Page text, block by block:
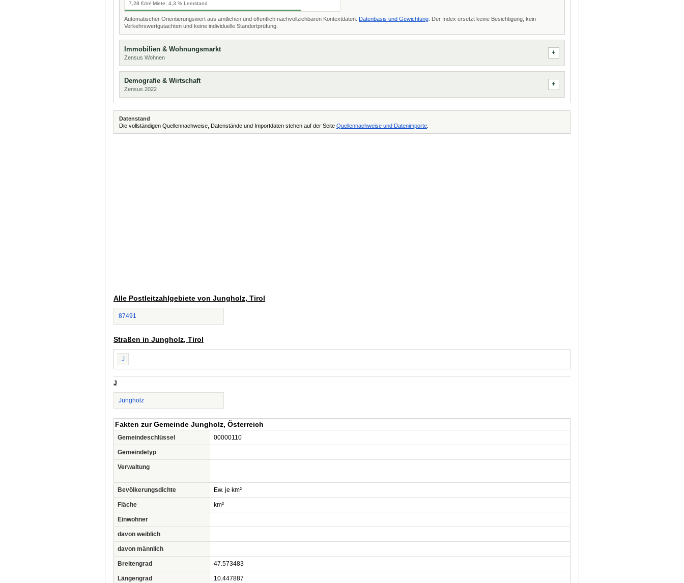
7,28 €/m² Miete, 4,3 % Leerstand
Automatischer Orientierungswert aus amtlichen und öffentlich nachvollziehbaren Kontextdaten. Datenbasis und Gewichtung . Der Index ersetzt keine Besichtigung, kein
Verkehrswertgutachten und keine individuelle Standortprüfung.
Immobilien & Wohnungsmarkt
Zensus Wohnen
Demografie & Wirtschaft
Zensus 2022
Datenstand
Die vollständigen Quellennachweise, Datenstände und Importdaten stehen auf der Seite Quellennachweise und Datenimporte
Alle Postleitzahlgebiete von Jungholz, Tirol
87491
Straßen in Jungholz, Tirol
J
J
Jungholz
Fakten zur Gemeinde Jungholz, Österreich
Gemeindeschlüssel 00000110
Gemeindetyp
Verwaltung
Bevölkerungsdichte Ew. je km²
Fläche km²
Einwohner
davon weiblich
davon männlich
Breitengrad 47.573483
Längengrad 10.447887